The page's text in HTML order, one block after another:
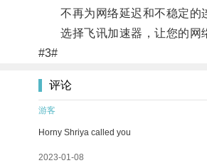
不再为网络延迟和不稳定的连
选择飞讯加速器，让您的网
#3#
评论
游客
Horny Shriya called you
2023-01-08